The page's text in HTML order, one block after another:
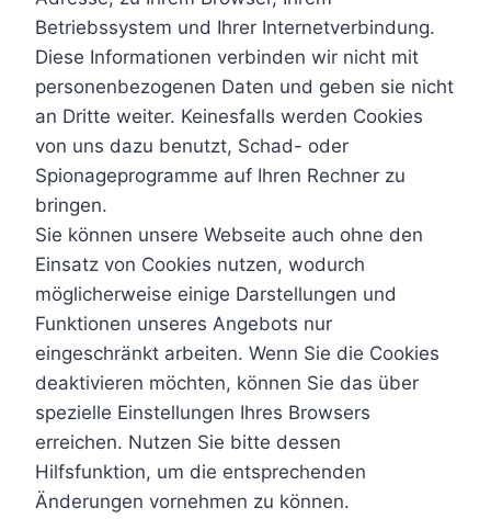
Betriebssystem und Ihrer Internetverbindung.
Diese Informationen verbinden wir nicht mit
personenbezogenen Daten und geben sie nicht
an Dritte weiter. Keinesfalls werden Cookies
von uns dazu benutzt, Schad- oder
Spionageprogramme auf Ihren Rechner zu
bringen.
Sie können unsere Webseite auch ohne den
Einsatz von Cookies nutzen, wodurch
möglicherweise einige Darstellungen und
Funktionen unseres Angebots nur
eingeschränkt arbeiten. Wenn Sie die Cookies
deaktivieren möchten, können Sie das über
spezielle Einstellungen Ihres Browsers
erreichen. Nutzen Sie bitte dessen
Hilfsfunktion, um die entsprechenden
Änderungen vornehmen zu können.